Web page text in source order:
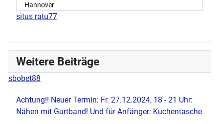
Hannover
situs ratu77
Weitere Beiträge
sbobet88
Achtung!! Neuer Termin: Fr. 27.12.2024, 18 - 21 Uhr:
Nähen mit Gurtband! Und für Anfänger: Kuchentasche